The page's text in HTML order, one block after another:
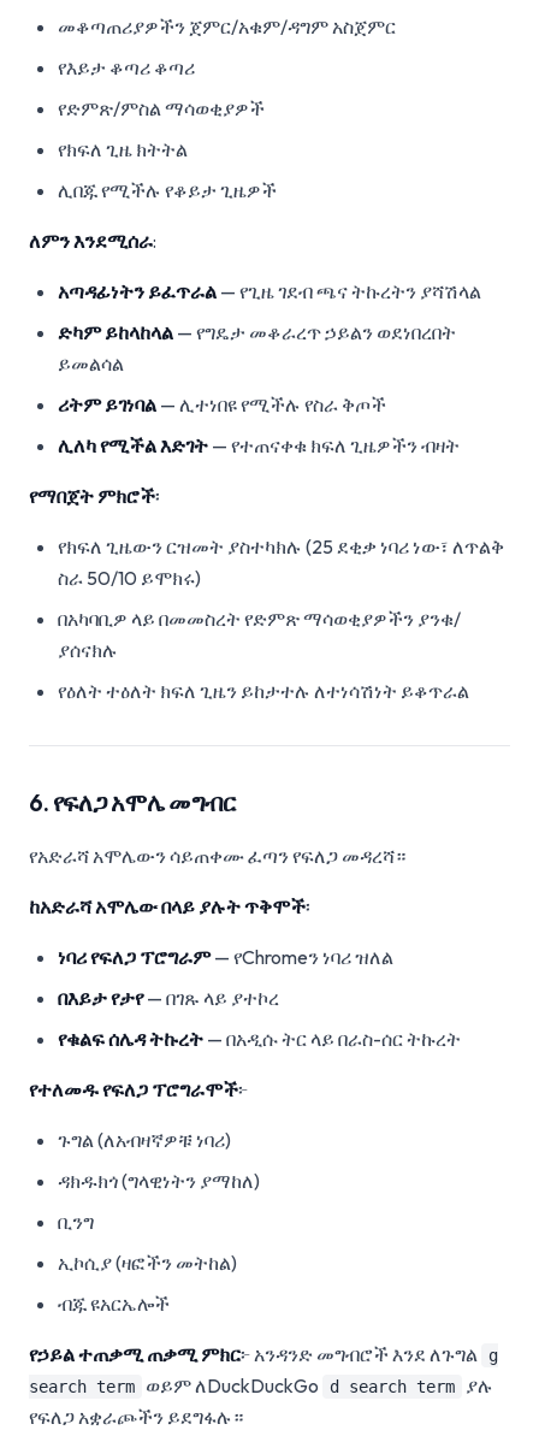
መቆጣጠሪያዎችን ጀምር/አቁም/ዳግም አስጀምር
የእይታ ቆጣሪ ቆጣሪ
የድምጽ/ምስል ማሳወቂያዎች
የክፍለ ጊዜ ክትትል
ሊበጁ የሚችሉ የቆይታ ጊዜዎች
ለምን እንደሚሰራ:
አጣዳፊነትን ይፈጥራል — የጊዜ ገደብ ጫና ትኩረትን ያሻሽላል
ድካም ይከላከላል — የግዴታ መቆራረጥ ኃይልን ወደነበረበት
ይመልሳል
ሪትም ይገነባል — ሊተነበዩ የሚችሉ የስራ ቅጦች
ሊለካ የሚችል እድገት — የተጠናቀቁ ክፍለ ጊዜዎችን ብዛት
የማበጀት ምክሮች፡
የክፍለ ጊዜውን ርዝመት ያስተካክሉ (25 ደቂቃ ነባሪ ነው፣ ለጥልቅ
ስራ 50/10 ይሞክሩ)
በአካባቢዎ ላይ በመመስረት የድምጽ ማሳወቂያዎችን ያንቁ/
ያሰናክሉ
የዕለት ተዕለት ክፍለ ጊዜን ይከታተሉ ለተነሳሽነት ይቆጥራል
6. የፍለጋ አሞሌ መግብር
የአድራሻ አሞሌውን ሳይጠቀሙ ፈጣን የፍለጋ መዳረሻ።
ከአድራሻ አሞሌው በላይ ያሉት ጥቅሞች፡
ነባሪ የፍለጋ ፕሮግራም— የChromeን ነባሪ ዝለል
በእይታ የታየ— በገጹ ላይ ያተኮረ
የቁልፍ ሰሌዳ ትኩረት — በአዲሱ ትር ላይ በራስ-ሰር ትኩረት
የተለመዱ የፍለጋ ፕሮግራሞች፦
ጉግል (ለአብዛኛዎቹ ነባሪ)
ዳክዱክጎ (ግላዊነትን ያማከለ)
ቢንግ
ኢኮሲያ (ዛፎችን መትከል)
ብጁ ዩአርኤሎች
የኃይል ተጠቃሚ ጠቃሚ ምክር፦ አንዳንድ መግብሮች እንደ ለጉግል
g
search term
ወይም ለDuckDuckGo d search term
ያሉ
የፍለጋ አቋራጮችን ይደግፋሉ።